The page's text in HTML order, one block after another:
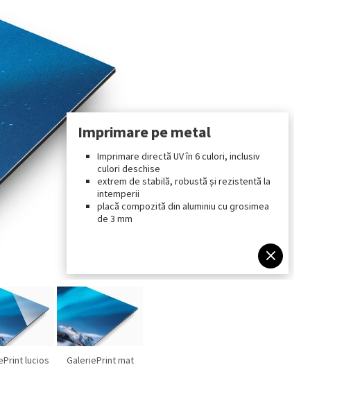
Imprimare pe metal
Imprimare directă UV în 6 culori, inclusiv
culori deschise
extrem de stabilă, robustă și rezistentă la
intemperii
placă compozită din aluminiu cu grosimea
de 3 mm
lucios GaleriePrint mat